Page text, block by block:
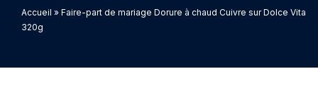
Accueil » Faire-part de mariage Dorure à chaud Cuivre sur Dolce Vita
320g